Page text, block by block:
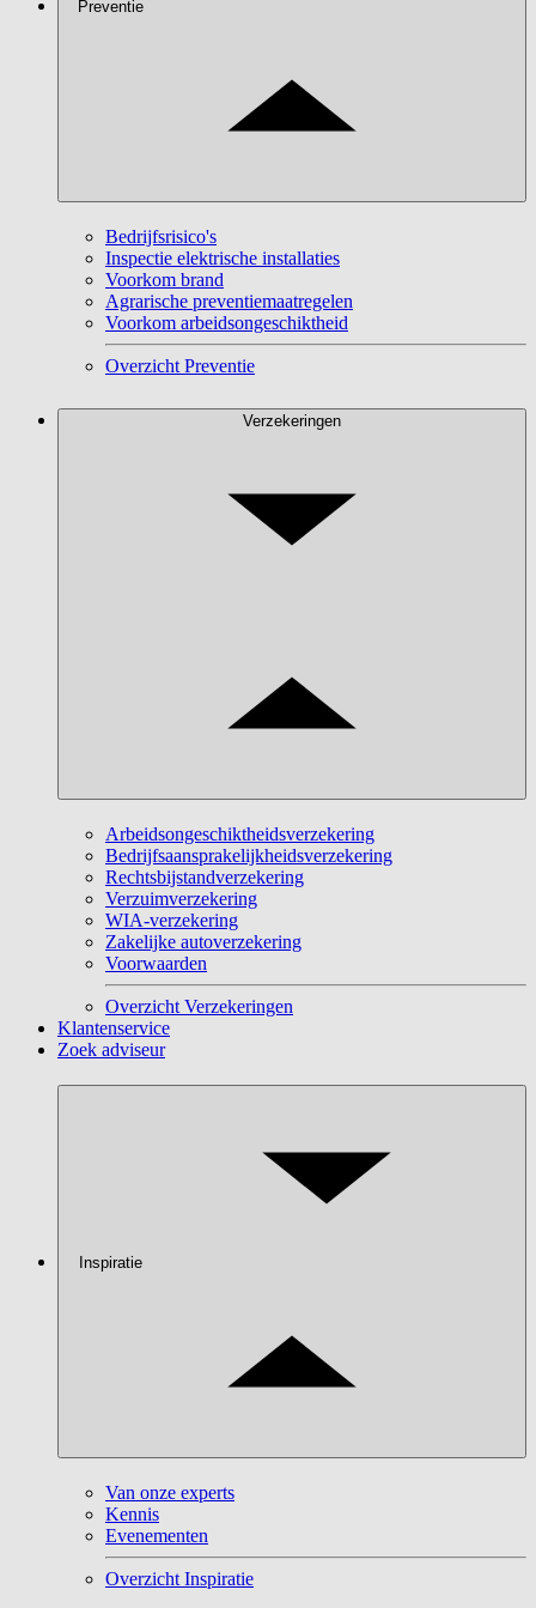
Preventie
Bedrijfsrisico's
Inspectie elektrische installaties
Voorkom brand
Agrarische preventiemaatregelen
Voorkom arbeidsongeschiktheid
Overzicht Preventie
Verzekeringen
Arbeidsongeschiktheidsverzekering
Bedrijfsaansprakelijkheidsverzekering
Rechtsbijstandverzekering
Verzuimverzekering
WIA-verzekering
Zakelijke autoverzekering
Voorwaarden
Overzicht Verzekeringen
Klantenservice
Zoek adviseur
Inspiratie
Van onze experts
Kennis
Evenementen
Overzicht Inspiratie